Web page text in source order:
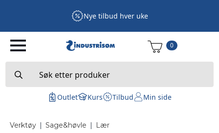
Nye tilbud hver uke
0
for:
Outlet Kurs Tilbud Min side
Verktøy | Sage&høvle | Lær